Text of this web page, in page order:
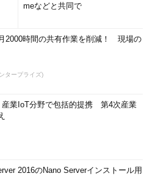
meなどと共同で
2000時間の共有作業を削減！ 現場の
タープライズ)
産業IoT分野で包括的提携 第4次産業
2016のNano Serverインストール用